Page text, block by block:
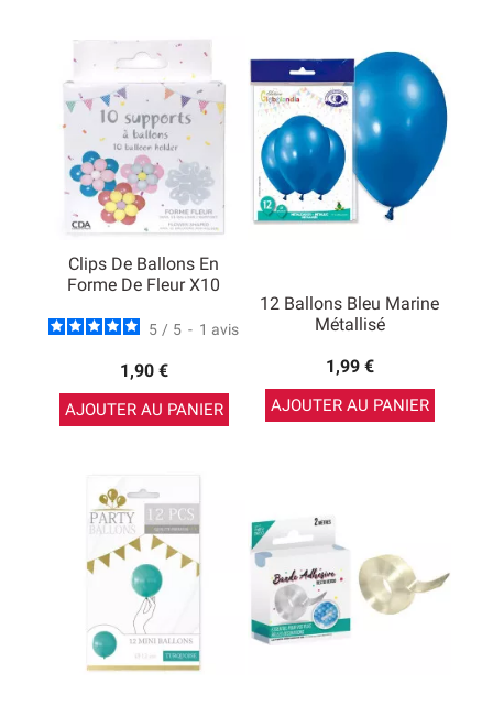
Clips De Ballons En
Forme De Fleur X10
5 / 5 - 1 avis
1,90 €
AJOUTER AU PANIER
12 Ballons Bleu Marine
Métallisé
1,99 €
AJOUTER AU PANIER